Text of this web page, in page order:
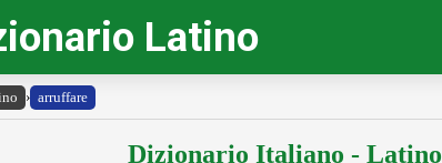
Latino
› arruffare
Dizionario Italiano - Latino